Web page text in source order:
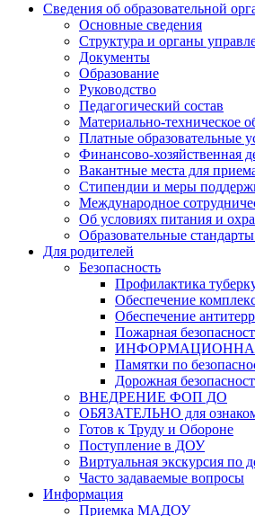
Сведения об образовательной
Основные сведения
Структура и органы
Документы
Образование
Руководство
Педагогический состав
Материально-техническое
Платные образовательные
Финансово-хозяйственная
Вакантные места для
Стипендии и меры
Международное
Об условиях питания и
Образовательные
Для родителей
Безопасность
Профилактика
Обеспечение
Обеспечение
Пожарная
Памятки по
Дорожная
ВНЕДРЕНИЕ ФОП ДО
ОБЯЗАТЕЛЬНО для
Готов к Труду и Обороне
Поступление в ДОУ
Виртуальная экскурсия по
Часто задаваемые вопросы
Информация
Приемка МАДОУ